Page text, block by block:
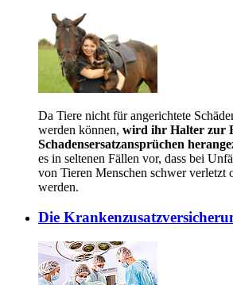
Da Tiere nicht für angerichtete
werden können, wird ihr Halter zur
Schadensersatzansprüchen
es in seltenen Fällen vor, dass bei
von Tieren Menschen schwer verletzt
werden.
Die